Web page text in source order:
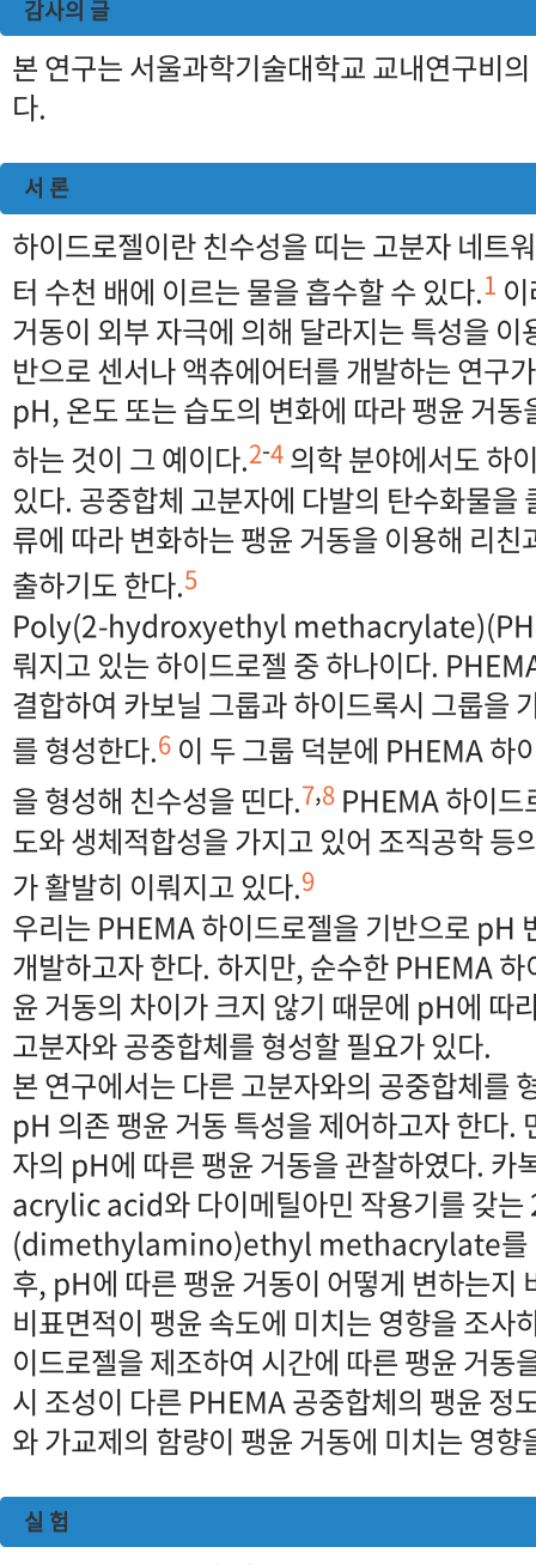
감사의 글
본 연구는 서울과학기술대학교 교내연구비
다.
서 론
하이드로젤이란 친수성을 띠는 고분자 네트
터 수천 배에 이르는 물을 흡수할 수 있다.1
거동이 외부 자극에 의해 달라지는 특성을
반으로 센서나 액츄에어터를 개발하는 연구
pH, 온도 또는 습도의 변화에 따라 팽윤 거
하는 것이 그 예이다.2-4의학 분야에서도 하
있다. 공중합체 고분자에 다발의 탄수화물을
류에 따라 변화하는 팽윤 거동을 이용해 리
출하기도 한다.5
Poly(2-hydroxyethyl
뤄지고 있는 하이드로젤 중 하나이다.
결합하여 카보닐 그룹과 하이드록시 그룹을
를 형성한다.6 이 두 그룹 덕분에 PHEMA 하
을 형성해 친수성을 띤다.7,8 PHEMA 하이드
도와 생체적합성을 가지고 있어 조직공학 등
가 활발히 이뤄지고 있다.9
우리는 PHEMA 하이드로젤을 기반으로 pH
개발하고자 한다. 하지만, 순수한 PHEMA
윤 거동의 차이가 크지 않기 때문에 pH에 따
고분자와 공중합체를 형성할 필요가 있다.
본 연구에서는 다른 고분자와의 공중합체를
pH 의존 팽윤 거동 특성을 제어하고자 한다.
자의 pH에 따른 팽윤 거동을 관찰하였다. 카
acrylic acid와 다이메틸아민 작용기를 갖는
(dimethylamino)ethyl methacrylate를
후, pH에 따른 팽윤 거동이 어떻게 변하는지
비표면적이 팽윤 속도에 미치는 영향을 조사
이드로젤을 제조하여 시간에 따른 팽윤 거동
시 조성이 다른 PHEMA 공중합체의 팽윤 정
와 가교제의 함량이 팽윤 거동에 미치는 영향
실 험